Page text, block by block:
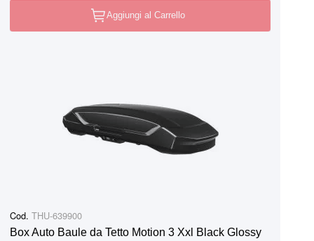
Aggiungi al Carrello
Cod. THU-639900
Box Auto Baule da Tetto Motion 3 Xxl Black Glossy